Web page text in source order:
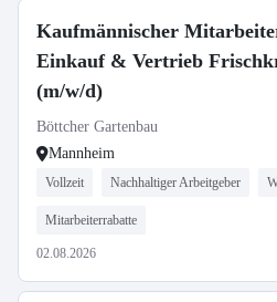
Kaufmännischer
Einkauf & Vertrieb
(m/w/d)
Böttcher Gartenbau
Mannheim
Vollzeit Nachhaltiger Arbeitgeber
Mitarbeiterrabatte
02.08.2026